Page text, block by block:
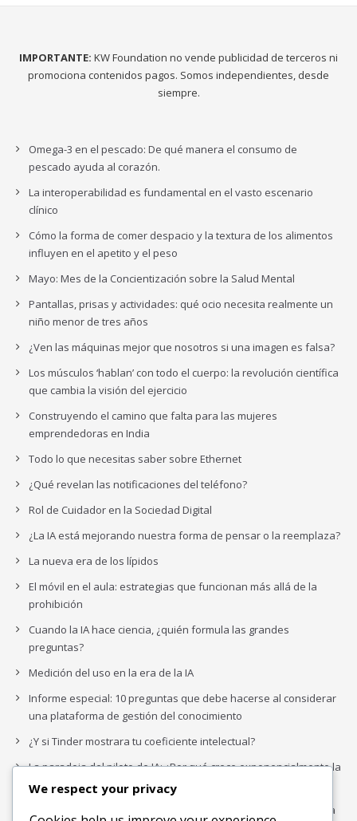
IMPORTANTE: KW Foundation no vende publicidad de terceros ni
promociona contenidos pagos. Somos independientes, desde
siempre.
Omega-3 en el pescado: De qué manera el consumo de
pescado ayuda al corazón.
La interoperabilidad es fundamental en el vasto escenario
clínico
Cómo la forma de comer despacio y la textura de los alimentos
influyen en el apetito y el peso
Mayo: Mes de la Concientización sobre la Salud Mental
Pantallas, prisas y actividades: qué ocio necesita realmente un
niño menor de tres años
¿Ven las máquinas mejor que nosotros si una imagen es falsa?
Los músculos ‘hablan’ con todo el cuerpo: la revolución científica
que cambia la visión del ejercicio
Construyendo el camino que falta para las mujeres
emprendedoras en India
Todo lo que necesitas saber sobre Ethernet
¿Qué revelan las notificaciones del teléfono?
Rol de Cuidador en la Sociedad Digital
¿La IA está mejorando nuestra forma de pensar o la reemplaza?
La nueva era de los lípidos
El móvil en el aula: estrategias que funcionan más allá de la
prohibición
Cuando la IA hace ciencia, ¿quién formula las grandes
preguntas?
Medición del uso en la era de la IA
Informe especial: 10 preguntas que debe hacerse al considerar
una plataforma de gestión del conocimiento
¿Y si Tinder mostrara tu coeficiente intelectual?
La paradoja del piloto de IA: ¿Por qué crece exponencialmente la
complejidad de la IA empresarial?
Los organigramas de marketing se crearon para los canales. La
We respect your privacy